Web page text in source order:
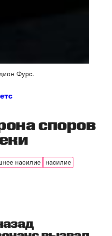
Фурс.
споров
насилие
насилие